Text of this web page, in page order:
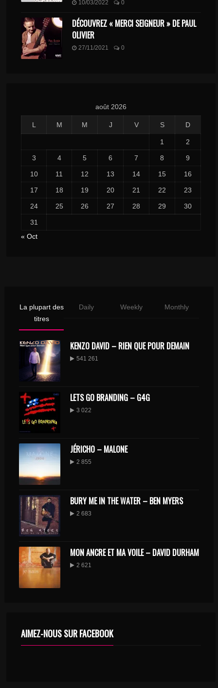
10/03/2022 0
DÉCOUVREZ « MERCI SEIGNEUR » DE PAUL
OLIVIER
27/11/2021 0
août 2026
L M M J V S D
1 2
3 4 5 6 7 8 9
10 11 12 13 14 15 16
17 18 19 20 21 22 23
24 25 26 27 28 29 30
31
« Oct
La plupart des
titres
Daily Weekly Monthly
KENZO DAVID – RIEN QUE POUR DEMAIN
541 261
LETS GO BRANDING – G4G
3 022
JÉRICHO – MALONE
2 855
BURY ME IN THE WATER – BEN MYERS
2 683
MON ANCRE ET MA VOILE – DAVID DURHAM
2 621
AIMEZ-NOUS SUR FACEBOOK